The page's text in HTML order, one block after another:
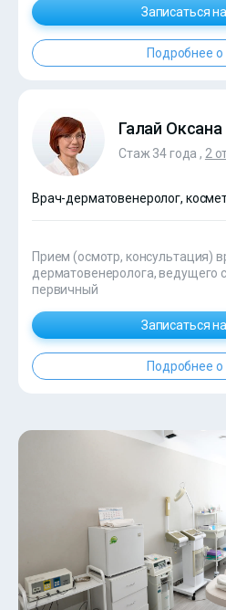
Записаться
Подробнее о
Галай
Стаж 34 года , 2
Врач-дерматовенеролог,
Прием (осмотр, консультация)
дерматовенеролога, ведущего
первичный
Записаться
Подробнее о